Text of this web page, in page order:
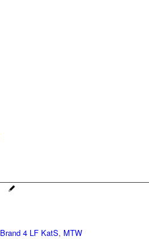
Brand 4 LF KatS, MTW